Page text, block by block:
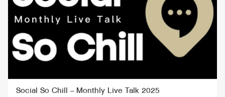
Social So Chill – Monthly Live Talk 2025